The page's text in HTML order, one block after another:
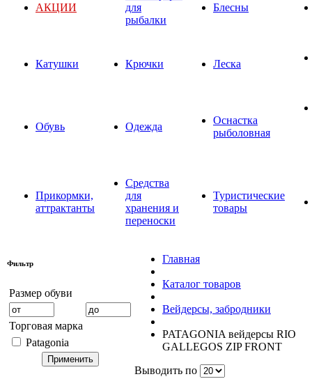
АКЦИИ
для
рыбалки
Блесны
Катушки Крючки Леска
Обувь Одежда
Оснастка
рыболовная
Прикормки,
аттрактанты
Средства
для
хранения и
переноски
Туристические
товары
Фильтр
Размер обуви
Торговая марка
Patagonia
Главная
Каталог товаров
Вейдерсы, забродники
PATAGONIA вейдерсы RIO
GALLEGOS ZIP FRONT
Выводить по